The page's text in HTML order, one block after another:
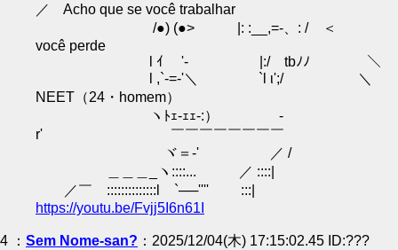
／ Acho que se você trabalhar
/●) (●> |: :__,=-、: / ＜
você perde
l ｲ '- |:/ tbﾉﾉ ＼
l ,`-=-'＼ `l ι';/ ＼
NEET（24・homem）
ヽﾄｪ-ｪｪ-:） -
r' ￣￣￣￣￣￣￣￣
ヾ＝-' ／ /
＿＿＿_ヽ::::... ／ ::::|
／￣ ::::::::::::::l `──'''' :::|
https://youtu.be/Fvjj5I6n61I
4 ： Sem Nome-san? ：2025/12/04(木) 17:15:02.45 ID:???